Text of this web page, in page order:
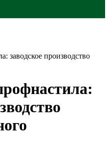
заводское производство